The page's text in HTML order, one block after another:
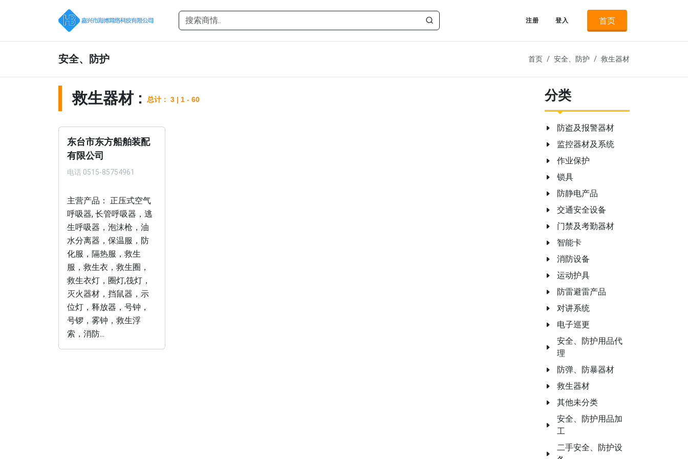
首页
注册 登入
安全、防护 首页 安全、防护 救生器材
救生器材 : 总计： 3 | 1 - 60
东台市东方船舶装配
有限公司
电话 0515-85754961
主营产品： 正压式空气
呼吸器, 长管呼吸器，逃
生呼吸器，泡沫枪，油
水分离器，保温服，防
化服，隔热服，救生
服，救生衣，救生圈，
救生衣灯，圈灯,筏灯，
灭火器材，挡鼠器，示
位灯，释放器，号钟，
号锣，雾钟，救生浮
索，消防...
分类
防盗及报警器材
监控器材及系统
作业保护
锁具
防静电产品
交通安全设备
门禁及考勤器材
智能卡
消防设备
运动护具
防雷避雷产品
对讲系统
电子巡更
安全、防护用品代
理
防弹、防暴器材
救生器材
其他未分类
安全、防护用品加
工
二手安全、防护设